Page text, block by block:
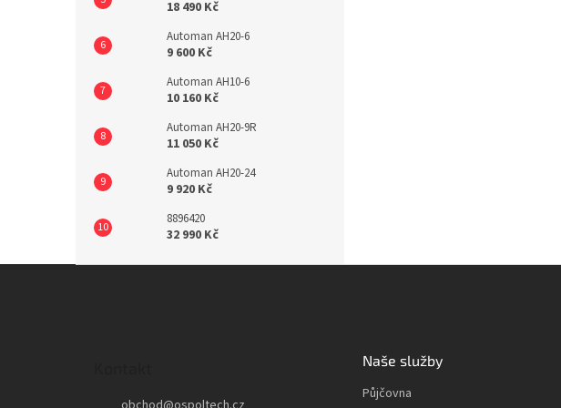
18 490 Kč
Automan AH20-6
9 600 Kč
Automan AH10-6
10 160 Kč
Automan AH20-9R
11 050 Kč
Automan AH20-24
9 920 Kč
8896420
32 990 Kč
Naše služby
Půjčovna